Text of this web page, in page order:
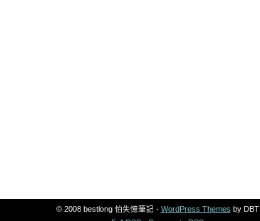
© 2008 bestlong 怕失憶筆記 - WordPress Themes by DBT